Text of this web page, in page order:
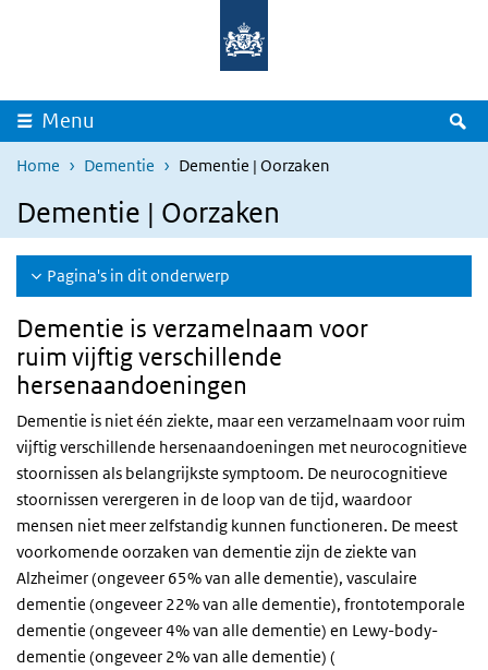
Overslaan en naar de inhoud gaan
Menu
Home Dementie Dementie | Oorzaken
Dementie | Oorzaken
Pagina's in dit onderwerp
Dementie is verzamelnaam voor
ruim vijftig verschillende
hersenaandoeningen
Dementie is niet één ziekte, maar een verzamelnaam voor ruim
vijftig verschillende hersenaandoeningen met neurocognitieve
stoornissen als belangrijkste symptoom. De neurocognitieve
stoornissen verergeren in de loop van de tijd, waardoor
mensen niet meer zelfstandig kunnen functioneren. De meest
voorkomende oorzaken van dementie zijn de ziekte van
Alzheimer (ongeveer 65% van alle dementie), vasculaire
dementie (ongeveer 22% van alle dementie), frontotemporale
dementie (ongeveer 4% van alle dementie) en Lewy-body-
dementie (ongeveer 2% van alle dementie) (